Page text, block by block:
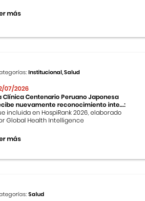
más
Institucional, Salud
07/2026
Clínica Centenario Peruano Japonesa
nuevamente reconocimiento inte...:
incluida en HospiRank 2026, elaborado
Global Health Intelligence
más
Salud